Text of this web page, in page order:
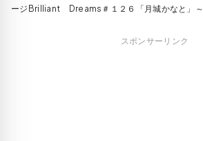
ージBrilliant Dreams＃１２６「月城かなと」
スポンサーリンク